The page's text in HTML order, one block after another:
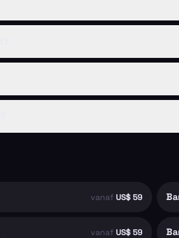
vanaf US$ 59
vanaf US$ 59